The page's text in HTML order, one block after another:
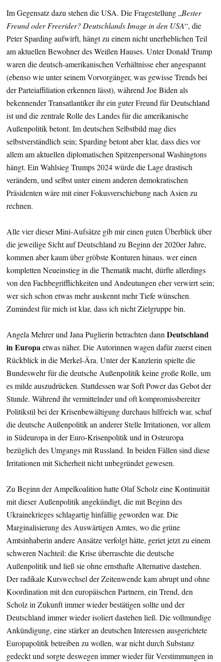
Im Gegensatz dazu stehen die USA. Die Fragestellung „Bester
Freund oder Freerider? Deutschlands Image in den USA“, die
Peter Sparding aufwirft, hängt zu einem nicht unerheblichen Teil
am aktuellen Bewohner des Weißen Hauses. Unter Donald Trump
waren die deutsch-amerikanischen Verhältnisse eher angespannt
(ebenso wie unter seinem Vorvorgänger, was gewisse Trends bei
der Parteiaffiliation erkennen lässt), während Joe Biden als
bekennender Transatlantiker ihr ein guter Freund für Deutschland
ist und die zentrale Rolle des Landes für die amerikanische
Außenpolitik betont. Im deutschen Selbstbild mag dies
selbstverständlich sein; Sparding betont aber klar, dass dies vor
allem am aktuellen diplomatischen Spitzenpersonal Washingtons
hängt. Ein Wahlsieg Trumps 2024 würde die Lage drastisch
verändern, und selbst unter einem anderen demokratischen
Präsidenten wäre mit einer Fokusverschiebung nach Asien zu
rechnen.
Alle vier dieser Mini-Aufsätze gib mir einen guten Überblick über
die jeweilige Sicht auf Deutschland zu Beginn der 2020er Jahre,
kommen aber kaum über gröbste Konturen hinaus. wer einen
kompletten Neueinstieg in die Thematik macht, dürfte allerdings
von den Fachbegrifflichkeiten und Andeutungen eher verwirrt sein;
wer sich schon etwas mehr auskennt mehr Tiefe wünschen.
Zumindest für mich ist klar, dass ich nicht Zielgruppe bin.
Angela Mehrer und Jana Puglierin betrachten dannDeutschland
in Europaetwas näher. Die Autorinnen wagen dafür zuerst einen
Rückblick in die Merkel-Ära. Unter der Kanzlerin spielte die
Bundeswehr für die deutsche Außenpolitik keine große Rolle, um
es milde auszudrücken. Stattdessen war Soft Power das Gebot der
Stunde. Während ihr vermittelnder und oft kompromissbereiter
Politikstil bei der Krisenbewältigung durchaus hilfreich war, schuf
die deutsche Außenpolitik an anderer Stelle Irritationen, vor allem
in Südeuropa in der Euro-Krisenpolitik und in Osteuropa
bezüglich des Umgangs mit Russland. In beiden Fällen sind diese
Irritationen mit Sicherheit nicht unbegründet gewesen.
Zu Beginn der Ampelkoalition hatte Olaf Scholz eine Kontinuität
mit dieser Außenpolitik angekündigt, die mit Beginn des
Ukrainekrieges schlagartig hinfällig geworden war. Die
Marginalisierung des Auswärtigen Amtes, wo die grüne
Amtsinhaberin andere Ansätze verfolgt hätte, geriet jetzt zu einem
schweren Nachteil: die Krise überraschte die deutsche
Außenpolitik und ließ sie ohne ernsthafte Alternative dastehen.
Der radikale Kurswechsel der Zeitenwende kam abrupt und ohne
Koordination mit den europäischen Partnern, ein Trend, den
Scholz in Zukunft immer wieder bestätigen sollte und der
Deutschland immer wieder isoliert dastehen ließ. Die vollmundige
Ankündigung, eine stärker an deutschen Interessen ausgerichtete
Europapolitik betreiben zu wollen, war nicht durch Substanz
gedeckt und sorgte deswegen immer wieder für Verstimmungen in